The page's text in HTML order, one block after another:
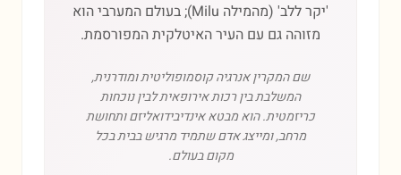
'יקר ללב' (מהמילה Milu); בעולם המערבי הוא
מזוהה גם עם העיר האיטלקית המפורסמת.
שם המקרין אנרגיה קוסמופוליטית ומודרנית,
המשלבת בין רכות אירופאית לבין נוכחות
כריזמטית. הוא מבטא אינדיבידואליזם ותחושת
מרחב, ומייצג אדם שתמיד מרגיש בבית בכל
מקום בעולם.